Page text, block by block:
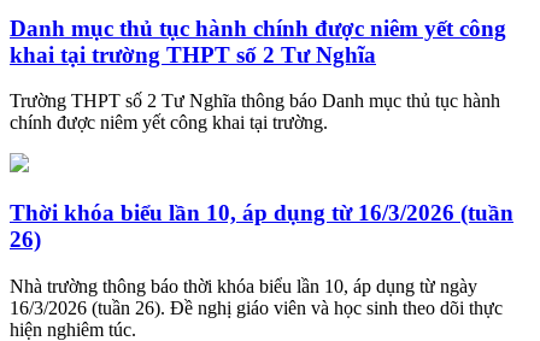
Danh mục thủ tục hành chính được niêm yết công
khai tại trường THPT số 2 Tư Nghĩa
Trường THPT số 2 Tư Nghĩa thông báo Danh mục thủ tục hành
chính được niêm yết công khai tại trường.
Thời khóa biểu lần 10, áp dụng từ 16/3/2026 (tuần
26)
Nhà trường thông báo thời khóa biểu lần 10, áp dụng từ ngày
16/3/2026 (tuần 26). Đề nghị giáo viên và học sinh theo dõi thực
hiện nghiêm túc.